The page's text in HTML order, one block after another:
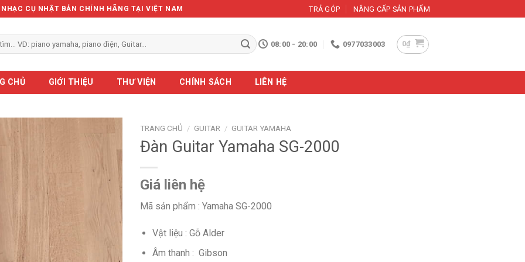
CỤ NHẬT BẢN CHÍNH HÃNG TẠI VIỆT NAM TRẢ GÓP NÂNG CẤP SẢN PHẨM
08:00 - 20:00 0977033003 0₫
CHỦ GIỚI THIỆU THƯ VIỆN CHÍNH SÁCH LIÊN HỆ
TRANG CHỦ / GUITAR / GUITAR YAMAHA
Đàn Guitar Yamaha SG-2000
Giá liên hệ
Mã sản phẩm : Yamaha SG-2000
Vật liệu : Gỗ Alder
Âm thanh : Gibson